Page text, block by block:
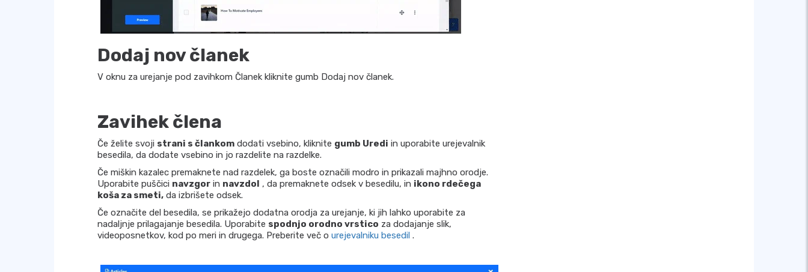
Dodaj nov članek
V oknu za urejanje pod zavihkom Članek kliknite gumb Dodaj nov članek.
Zavihek člena
Če želite svoji strani s člankom dodati vsebino, kliknite gumb Uredi in uporabite urejevalnik
besedila, da dodate vsebino in jo razdelite na razdelke.
Če miškin kazalec premaknete nad razdelek, ga boste označili modro in prikazali majhno orodje.
Uporabite puščici navzgor in navzdol , da premaknete odsek v besedilu, in ikono rdečega
koša za smeti, da izbrišete odsek.
Če označite del besedila, se prikažejo dodatna orodja za urejanje, ki jih lahko uporabite za
nadaljnje prilagajanje besedila. Uporabite spodnjo orodno vrstico za dodajanje slik,
videoposnetkov, kod po meri in drugega. Preberite več o urejevalniku besedil .